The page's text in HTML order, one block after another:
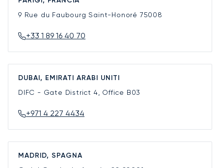
9 Rue du Faubourg Saint-Honoré 75008
+33 1 89 16 40 70
DUBAI, EMIRATI ARABI UNITI
DIFC - Gate District 4, Office B03
+971 4 227 4434
MADRID, SPAGNA